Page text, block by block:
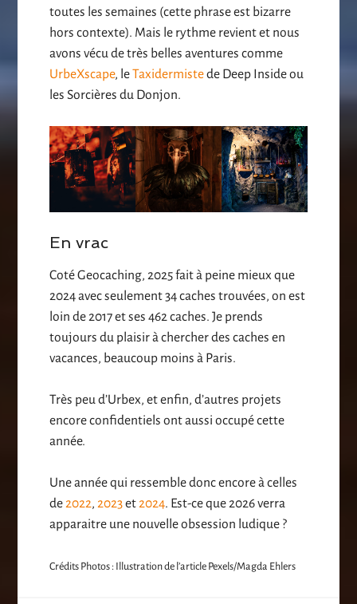
toutes les semaines (cette phrase est bizarre
hors contexte). Mais le rythme revient et nous
avons vécu de très belles aventures comme
UrbeXscape, leTaxidermistede Deep Inside ou
les Sorcières du Donjon.
En vrac
Coté Geocaching, 2025 fait à peine mieux que
2024 avec seulement 34 caches trouvées, on est
loin de 2017 et ses 462 caches. Je prends
toujours du plaisir à chercher des caches en
vacances, beaucoup moins à Paris.
Très peu d’Urbex, et enfin, d’autres projets
encore confidentiels ont aussi occupé cette
année.
Une année qui ressemble donc encore à celles
de2022,2023et2024. Est-ce que 2026 verra
apparaitre une nouvelle obsession ludique ?
Crédits Photos : Illustration de l’article Pexels/Magda Ehlers